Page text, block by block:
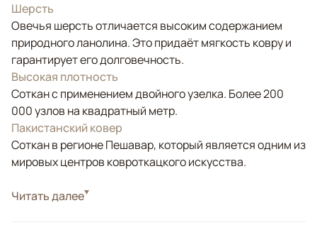
Шерсть
Овечья шерсть отличается высоким содержанием
природного ланолина. Это придаёт мягкость ковру и
гарантирует его долговечность.
Высокая плотность
Соткан с применением двойного узелка. Более 200
000 узлов на квадратный метр.
Пакистанский ковер
Соткан в регионе Пешавар, который является одним из
мировых центров ковроткацкого искусства.
СтильКлассические
Читать далее